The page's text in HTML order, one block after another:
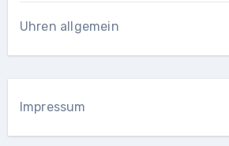
Uhren allgemein
Impressum